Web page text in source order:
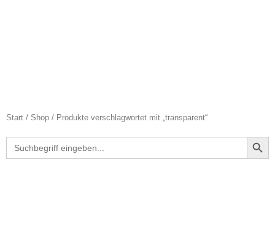
Start / Shop / Produkte verschlagwortet mit „transparent“
Search
for:
Search